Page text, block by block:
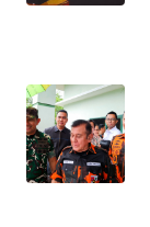
WN
KALSEL